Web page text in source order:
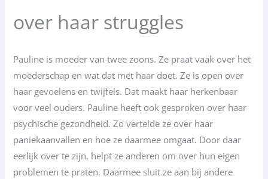
over haar struggles
Pauline is moeder van twee zoons. Ze praat vaak over het
moederschap en wat dat met haar doet. Ze is open over
haar gevoelens en twijfels. Dat maakt haar herkenbaar
voor veel ouders. Pauline heeft ook gesproken over haar
psychische gezondheid. Zo vertelde ze over haar
paniekaanvallen en hoe ze daarmee omgaat. Door daar
eerlijk over te zijn, helpt ze anderen om over hun eigen
problemen te praten. Daarmee sluit ze aan bij andere